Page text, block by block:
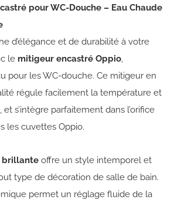
pour WC-Douche – Eau Chaude
d’élégance et de durabilité à votre
le mitigeur encastré Oppio,
pour les WC-douche. Ce mitigeur en
régule facilement la température et
et s’intègre parfaitement dans l’orifice
les cuvettes Oppio.
brillante offre un style intemporel et
type de décoration de salle de bain.
permet un réglage fluide de la